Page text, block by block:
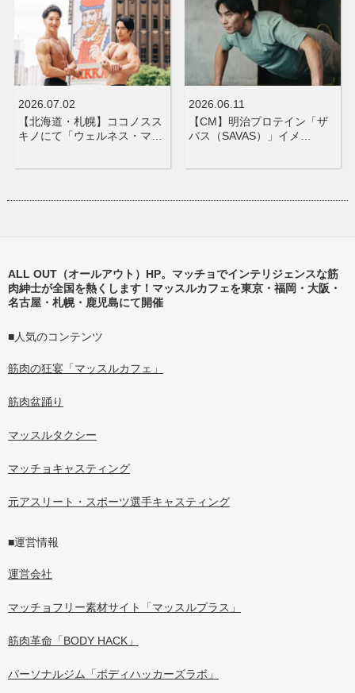
2026.07.02
【北海道・札幌】ココノスス
キノにて「ウェルネス・マ…
2026.06.11
【CM】明治プロテイン「ザ
バス（SAVAS）」イメ…
ALL OUT（オールアウト）HP。マッチョでインテリジェンスな筋
肉紳士が全国を熱くします！マッスルカフェを東京・福岡・大阪・
名古屋・札幌・鹿児島にて開催
■人気のコンテンツ
筋肉の狂宴「マッスルカフェ」
筋肉盆踊り
マッスルタクシー
マッチョキャスティング
元アスリート・スポーツ選手キャスティング
■運営情報
運営会社
マッチョフリー素材サイト「マッスルプラス」
筋肉革命「BODY HACK」
パーソナルジム「ボディハッカーズラボ」